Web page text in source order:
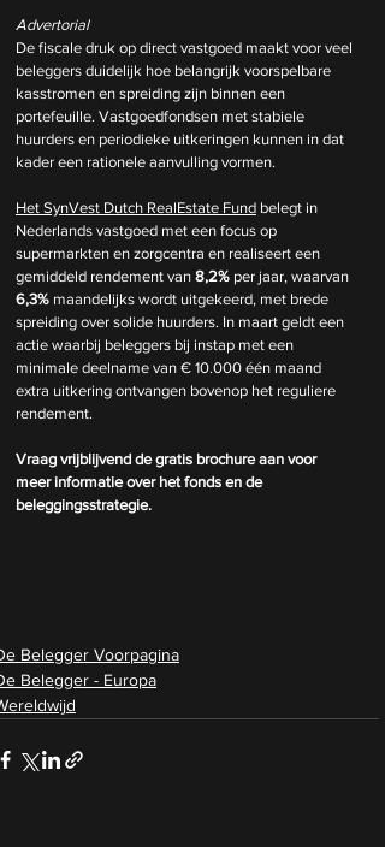
Advertorial
De fiscale druk op direct vastgoed maakt voor veel
beleggers duidelijk hoe belangrijk voorspelbare
kasstromen en spreiding zijn binnen een
portefeuille. Vastgoedfondsen met stabiele
huurders en periodieke uitkeringen kunnen in dat
kader een rationele aanvulling vormen.
Het SynVest Dutch RealEstate Fund belegt in
Nederlands vastgoed met een focus op
supermarkten en zorgcentra en realiseert een
gemiddeld rendement van 8,2% per jaar, waarvan
6,3% maandelijks wordt uitgekeerd, met brede
spreiding over solide huurders. In maart geldt een
actie waarbij beleggers bij instap met een
minimale deelname van € 10.000 één maand
extra uitkering ontvangen bovenop het reguliere
rendement.
Vraag vrijblijvend de gratis brochure aan voor
meer informatie over het fonds en de
beleggingsstrategie.
Belegger Voorpagina
Belegger - Europa